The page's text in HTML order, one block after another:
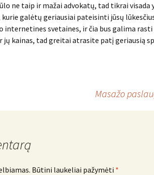
ne taip ir mažai advokatų, tad tikrai visada
galėtų geriausiai pateisinti jūsų
internetines svetaines, ir čia bus galima
jų kainas, tad greitai atrasite patį geriausią
Masažo
Būtini laukeliai pažymėti *